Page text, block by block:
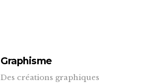
Graphisme
Des créations graphiques